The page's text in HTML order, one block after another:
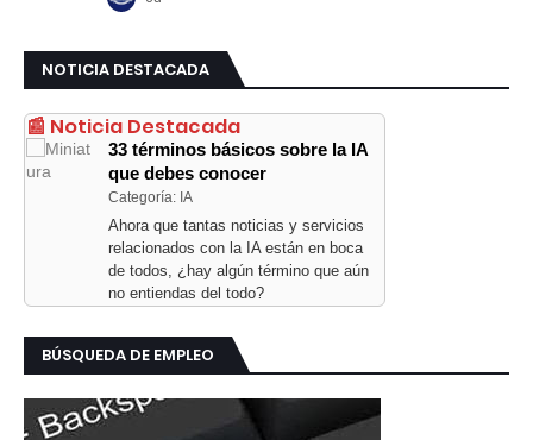
NOTICIA DESTACADA
📰 Noticia Destacada
33 términos básicos sobre la IA
que debes conocer
Categoría: IA
Ahora que tantas noticias y servicios
relacionados con la IA están en boca
de todos, ¿hay algún término que aún
no entiendas del todo?
BÚSQUEDA DE EMPLEO